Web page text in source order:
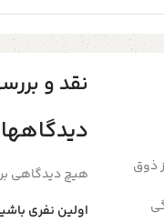
ذوق
نقد و
دیدگاهها
هیچ دیدگاهی
اولین نفری